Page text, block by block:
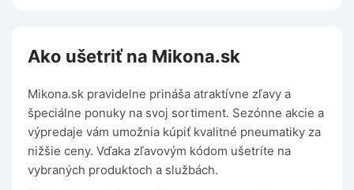
Ako ušetriť na Mikona.sk
Mikona.sk pravidelne prináša atraktívne zľavy a
špeciálne ponuky na svoj sortiment. Sezónne akcie a
výpredaje vám umožnia kúpiť kvalitné pneumatiky za
nižšie ceny. Vďaka zľavovým kódom ušetríte na
vybraných produktoch a službách.